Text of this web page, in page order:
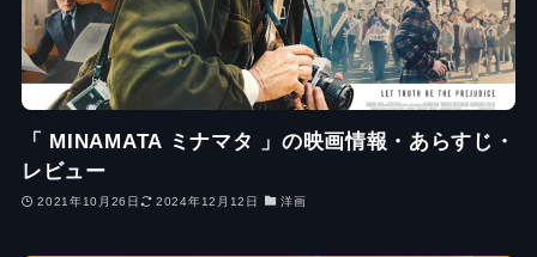
「 MINAMATA ミナマタ 」の映画情報・あらすじ・
レビュー
2021年10月26日 2024年12月12日 洋画